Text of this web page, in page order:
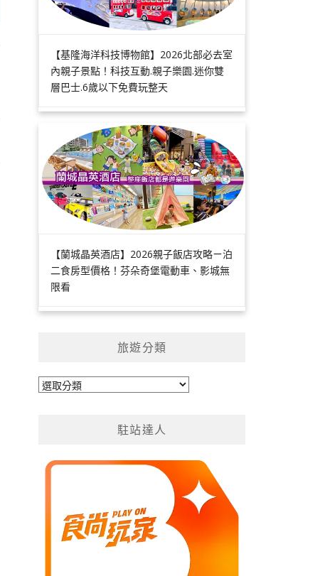
【基隆海洋科技博物館】2026北部必去室
內親子景點！科技互動.親子樂園.迷你雙
層巴士.6歲以下免費玩整天
【蘭城晶英酒店】2026親子飯店攻略ㄧ泊
二食房型價格！芬朵奇堡電動車、影城無
限看
旅遊分類
旅
駐站達人